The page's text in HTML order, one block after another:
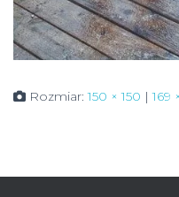
Rozmiar:150 × 150 | 169